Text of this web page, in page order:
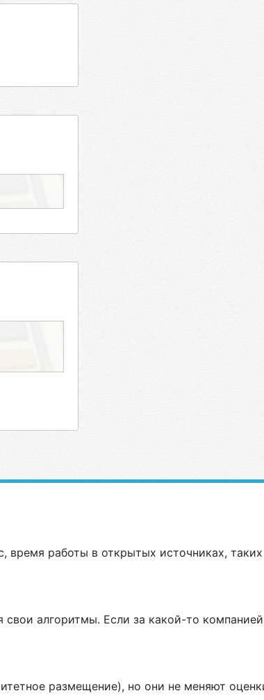
работы в открытых источниках,
алгоритмы. Если за какой-то
размещение), но они не меняют